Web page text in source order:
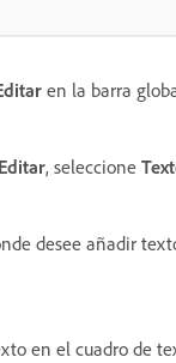
en la barra
Editar, seleccione
desee añadir
en el cuadro de